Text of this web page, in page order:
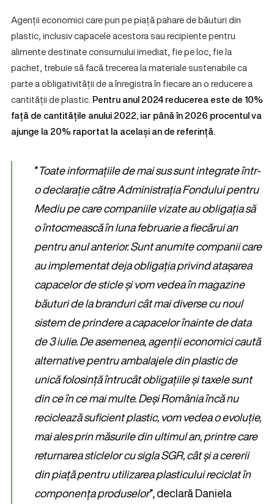
Agenții economici care pun pe piață pahare de băuturi din
plastic, inclusiv capacele acestora sau recipiente pentru
alimente destinate consumului imediat, fie pe loc, fie la
pachet, trebuie să facă trecerea la materiale sustenabile ca
parte a obligativității de a înregistra în fiecare an o reducere a
cantității de plastic. Pentru anul 2024 reducerea este de 10%
față de cantitățile anului 2022, iar până în 2026 procentul va
ajunge la 20% raportat la același an de referință.
”Toate informațiile de mai sus sunt integrate într-
o declarație către Administrația Fondului pentru
Mediu pe care companiile vizate au obligația să
o întocmească în luna februarie a fiecărui an
pentru anul anterior. Sunt anumite companii care
au implementat deja obligația privind atașarea
capacelor de sticle și vom vedea în magazine
băuturi de la branduri cât mai diverse cu noul
sistem de prindere a capacelor înainte de data
de 3 iulie. De asemenea, agenții economici caută
alternative pentru ambalajele din plastic de
unică folosință întrucât obligațiile și taxele sunt
din ce în ce mai multe. Deși România încă nu
recicleazăsuficient plastic, vom vedeao evoluție,
mai ales prin măsurile din ultimul an, printre care
returnarea sticlelor cu sigla SGR, cât și a cererii
din piață pentru utilizarea plasticului reciclat în
componența produselor”, declară Daniela